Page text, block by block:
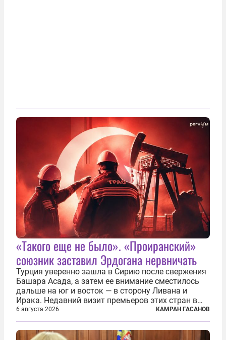
«Такого еще не было». «Проиранский»
союзник заставил Эрдогана нервничать
Турция уверенно зашла в Сирию после свержения
Башара Асада, а затем ее внимание сместилось
дальше на юг и восток — в сторону Ливана и
Ирака. Недавний визит премьеров этих стран в
Анкару, договоры об участии турецкой компании
TPAO в разработке нефти иракского Киркука и
«Дороги развития» подтверждают...
6 августа 2026 КАМРАН ГАСАНОВ